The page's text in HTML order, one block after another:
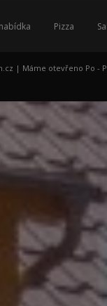
Pizza
| Máme otevřeno Po -